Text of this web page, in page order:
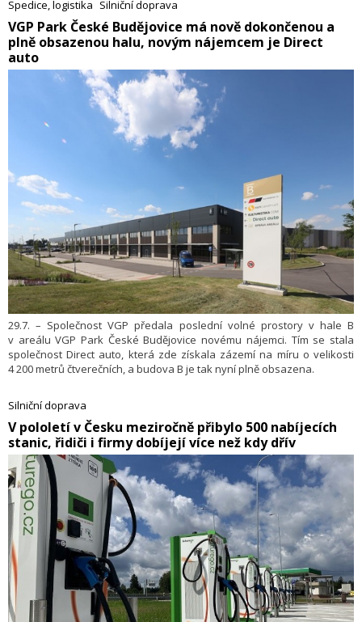
aut i výstavbu doprovodné dobíjecí infrastruktury. Pro žadatele je
připraveno celkem 960 milionů korun. Příjem žádostí odstartoval
2. února 2026 a běží do konce listopadu 2026. Sdružení ČESMAD
Bohemia o tom informovalo v tiskové zprávě.
Spedice, logistika Silniční doprava
​VGP Park České Budějovice má nově dokončenou a
plně obsazenou halu, novým nájemcem je Direct
auto
29.7. – Společnost VGP předala poslední volné prostory v hale B
v areálu VGP Park České Budějovice novému nájemci. Tím se stala
společnost Direct auto, která zde získala zázemí na míru o velikosti
4 200 metrů čtverečních, a budova B je tak nyní plně obsazena.
Silniční doprava
​V pololetí v Česku meziročně přibylo 500 nabíjecích
stanic, řidiči i firmy dobíjejí více než kdy dřív